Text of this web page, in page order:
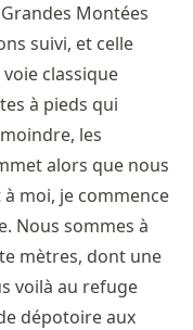
Montées
suivi, et celle
classique
à pieds qui
les
alors que nous
moi, je commence
Nous sommes à
mètres, dont une
voilà au refuge
dépotoire aux